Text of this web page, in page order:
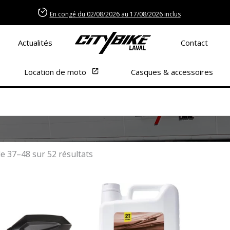
En congé du 02/08/2026 au 17/08/2026 inclus
Actualités Contact
Location de moto Casques & accessoires
37–48 sur 52 résultats
Trié